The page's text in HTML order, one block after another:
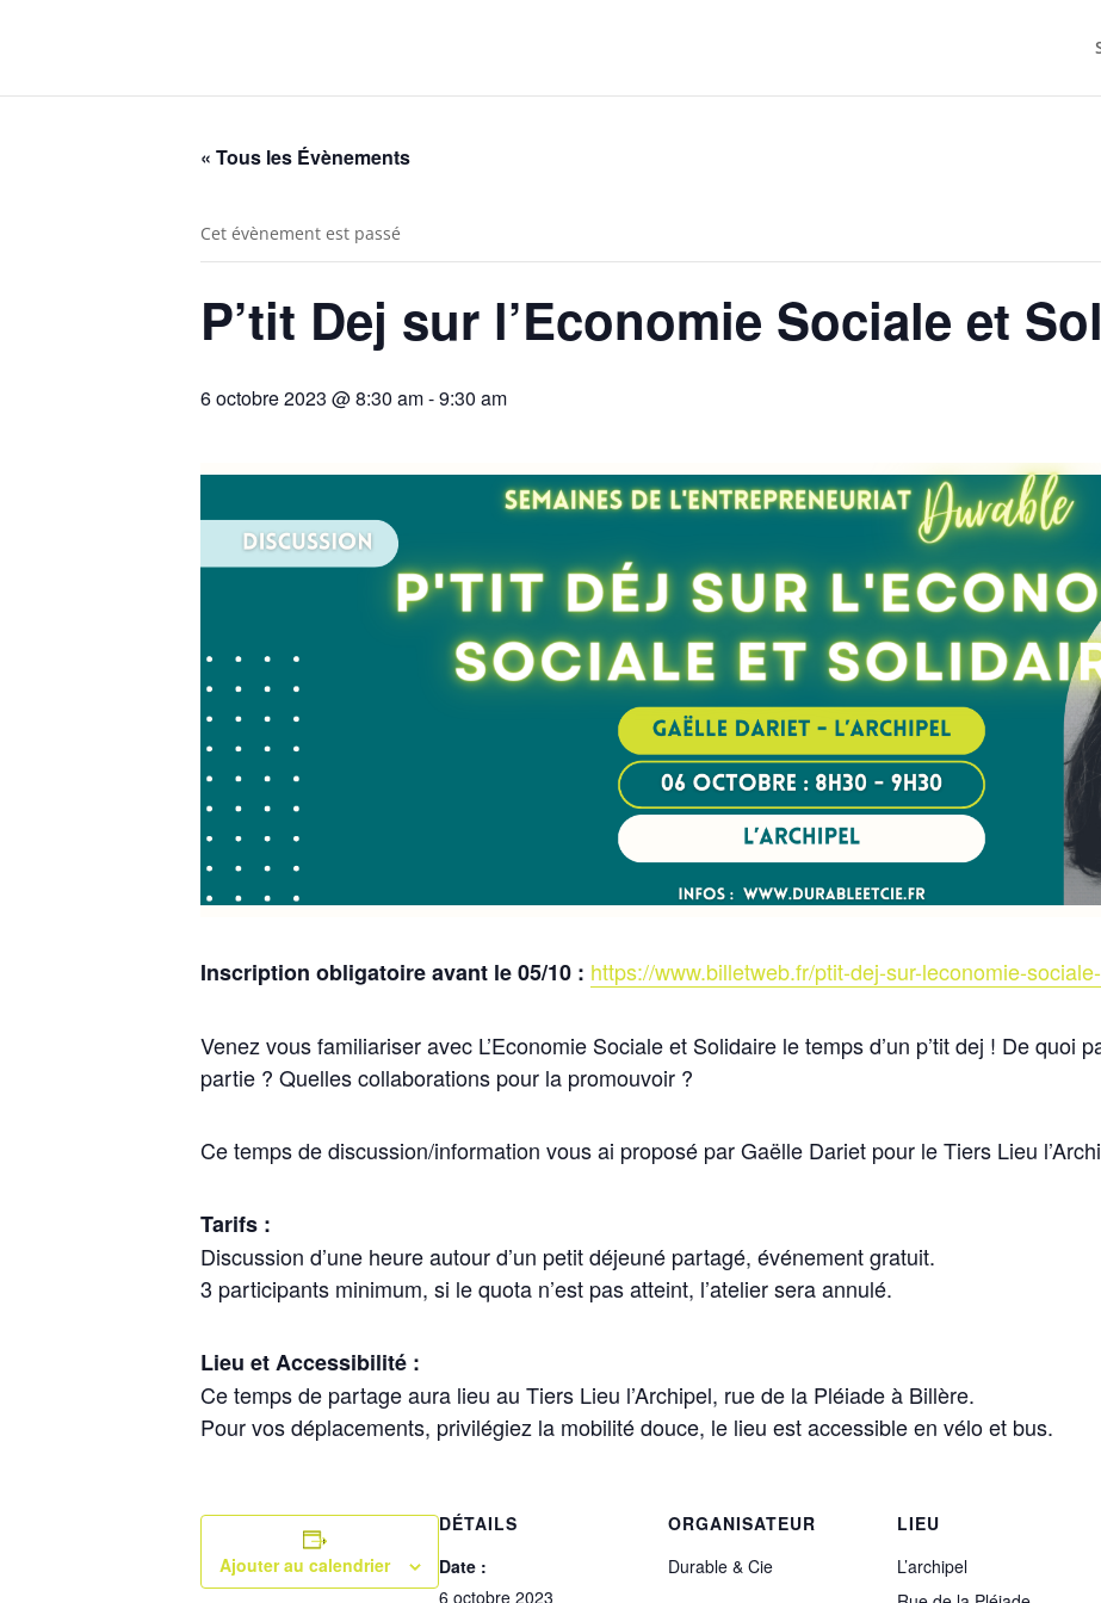
« Tous les Évènements
Cet évènement est passé
P’tit Dej sur l’Economie Sociale et
6 octobre 2023 @ 8:30 am-9:30 am
Inscription obligatoire avant le 05/10 : https://www.billetweb.fr/ptit-dej-sur-leconomie-
Venez vous familiariser avec L’Economie Sociale et Solidaire le temps d’un p’tit dej ! De quoi
partie ? Quelles collaborations pour la promouvoir ?
Ce temps de discussion/information vous ai proposé par Gaëlle Dariet pour le Tiers Lieu
Tarifs :
Discussion d’une heure autour d’un petit déjeuné partagé, événement gratuit.
3 participants minimum, si le quota n’est pas atteint, l’atelier sera annulé.
Lieu et Accessibilité :
Ce temps de partage aura lieu au Tiers Lieu l’Archipel, rue de la Pléiade à Billère.
Pour vos déplacements, privilégiez la mobilité douce, le lieu est accessible en vélo et bus.
Ajouter au calendrier
DÉTAILS
Date :
6 octobre 2023
ORGANISATEUR
Durable & Cie
LIEU
L’archipel